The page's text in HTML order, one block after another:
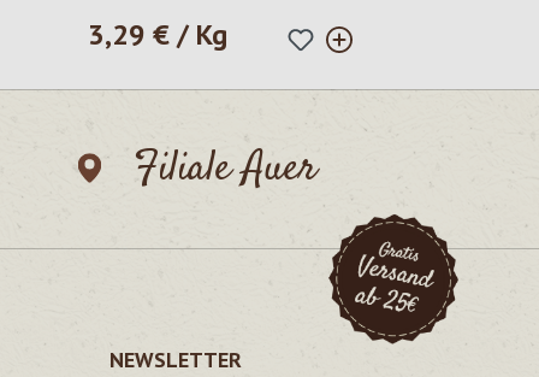
Regulärer Preis:
3,29 € / Kg
Filiale Auer
NEWSLETTER